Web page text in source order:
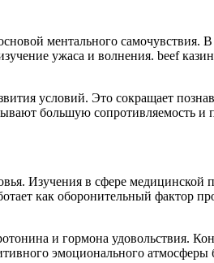
ментального самочувствия. В
ужаса и волнения. beef
условий. Это сокращает
большую сопротивляемость и
Изучения в сфере медицинской
как оборонительный фактор
и гормона удовольствия.
эмоционального